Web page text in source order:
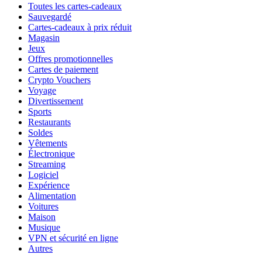
Toutes les cartes-cadeaux
Sauvegardé
Cartes-cadeaux à prix réduit
Magasin
Jeux
Offres promotionnelles
Cartes de paiement
Crypto Vouchers
Voyage
Divertissement
Sports
Restaurants
Soldes
Vêtements
Électronique
Streaming
Logiciel
Expérience
Alimentation
Voitures
Maison
Musique
VPN et sécurité en ligne
Autres